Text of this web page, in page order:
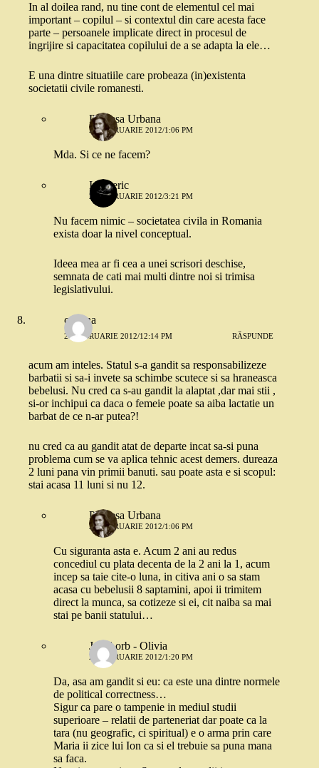
In al doilea rand, nu tine cont de elementul cel mai
important – copilul – si contextul din care acesta face
parte – persoanele implicate direct in procesul de
ingrijire si capacitatea copilului de a se adapta la ele…
E una dintre situatiile care probeaza (in)existenta
societatii civile romanesti.
Printesa Urbana
20 FEBRUARIE 2012/1:06 PM
Mda. Si ce ne facem?
Intuneric
20 FEBRUARIE 2012/3:21 PM
Nu facem nimic – societatea civila in Romania
exista doar la nivel conceptual.
Ideea mea ar fi cea a unei scrisori deschise,
semnata de cati mai multi dintre noi si trimisa
legislativului.
cristina
20 FEBRUARIE 2012/12:14 PM RĂSPUNDE
acum am inteles. Statul s-a gandit sa responsabilizeze
barbatii si sa-i invete sa schimbe scutece si sa hraneasca
bebelusi. Nu cred ca s-au gandit la alaptat ,dar mai stii ,
si-or inchipui ca daca o femeie poate sa aiba lactatie un
barbat de ce n-ar putea?!
nu cred ca au gandit atat de departe incat sa-si puna
problema cum se va aplica tehnic acest demers. dureaza
2 luni pana vin primii banuti. sau poate asta e si scopul:
stai acasa 11 luni si nu 12.
Printesa Urbana
20 FEBRUARIE 2012/1:06 PM
Cu siguranta asta e. Acum 2 ani au redus
concediul cu plata decenta de la 2 ani la 1, acum
incep sa taie cite-o luna, in citiva ani o sa stam
acasa cu bebelusii 8 saptamini, apoi ii trimitem
direct la munca, sa cotizeze si ei, cit naiba sa mai
stai pe banii statului…
Jocul orb - Olivia
20 FEBRUARIE 2012/1:20 PM
Da, asa am gandit si eu: ca este una dintre normele
de political correctness…
Sigur ca pare o tampenie in mediul studii
superioare – relatii de parteneriat dar poate ca la
tara (nu geografic, ci spiritual) e o arma prin care
Maria ii zice lui Ion ca si el trebuie sa puna mana
sa faca.